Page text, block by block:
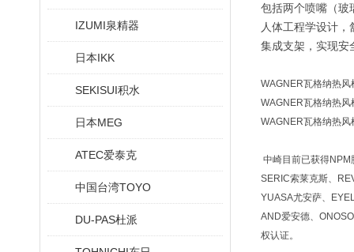
IZUMI泉精器
日本IKK
SEKISUI积水
日本MEG
ATEC爱泰克
中国台湾TOYO
DU-PAS杜派
包括两个喷嘴（玻
人体工程学设计
集成支架，实现安
WAGNER瓦格纳热
WAGNER瓦格纳热
WAGNER瓦格纳热
中崎目前已获得
SERIC索莱克斯、
YUASA尤安萨、
AND爱安德、
权认证。